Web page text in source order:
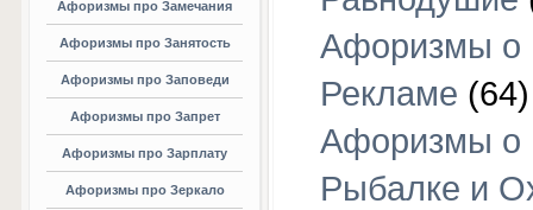
Афоризмы про Замечания
Афоризмы про Занятость
Афоризмы про Заповеди
Афоризмы про Запрет
Афоризмы про Зарплату
Афоризмы про Зеркало
Афоризмы о
Рекламе (64)
Афоризмы о
Рыбалке и